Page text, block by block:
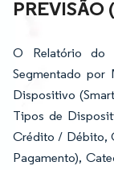
PREVISÃO
O Relatório do
Segmentado
Dispositivo
Tipos de
Crédito / Débito,
Pagamento),